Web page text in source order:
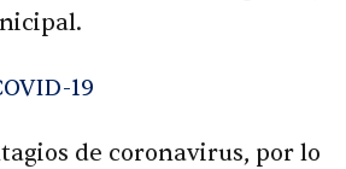
19
de coronavirus, por lo